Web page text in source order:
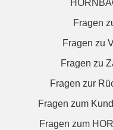
Fragen
Fragen zu
Fragen zu
Fragen zur
Fragen zum
Fragen zum